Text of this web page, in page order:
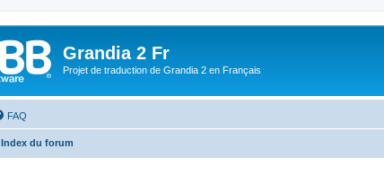
Grandia 2 Fr
Projet de traduction de Grandia 2 en Français
FAQ
Index du forum